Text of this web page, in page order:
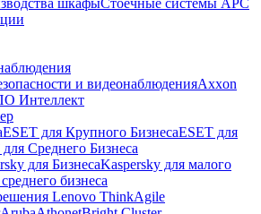
и видеонаблюденияAxxon
Интеллект
ESET для Крупного БизнесаESET для
Среднего Бизнеса
для БизнесаKaspersky для малого
бизнеса
Lenovo ThinkAgile